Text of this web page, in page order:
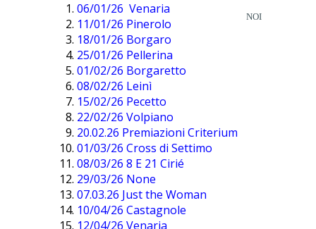
NOI
06/01/26 Venaria
11/01/26 Pinerolo
18/01/26 Borgaro
25/01/26 Pellerina
01/02/26 Borgaretto
08/02/26 Leinì
15/02/26 Pecetto
22/02/26 Volpiano
20.02.26 Premiazioni Criterium
01/03/26 Cross di Settimo
08/03/26 8 E 21 Cirié
29/03/26 None
07.03.26 Just the Woman
10/04/26 Castagnole
12/04/26 Venaria